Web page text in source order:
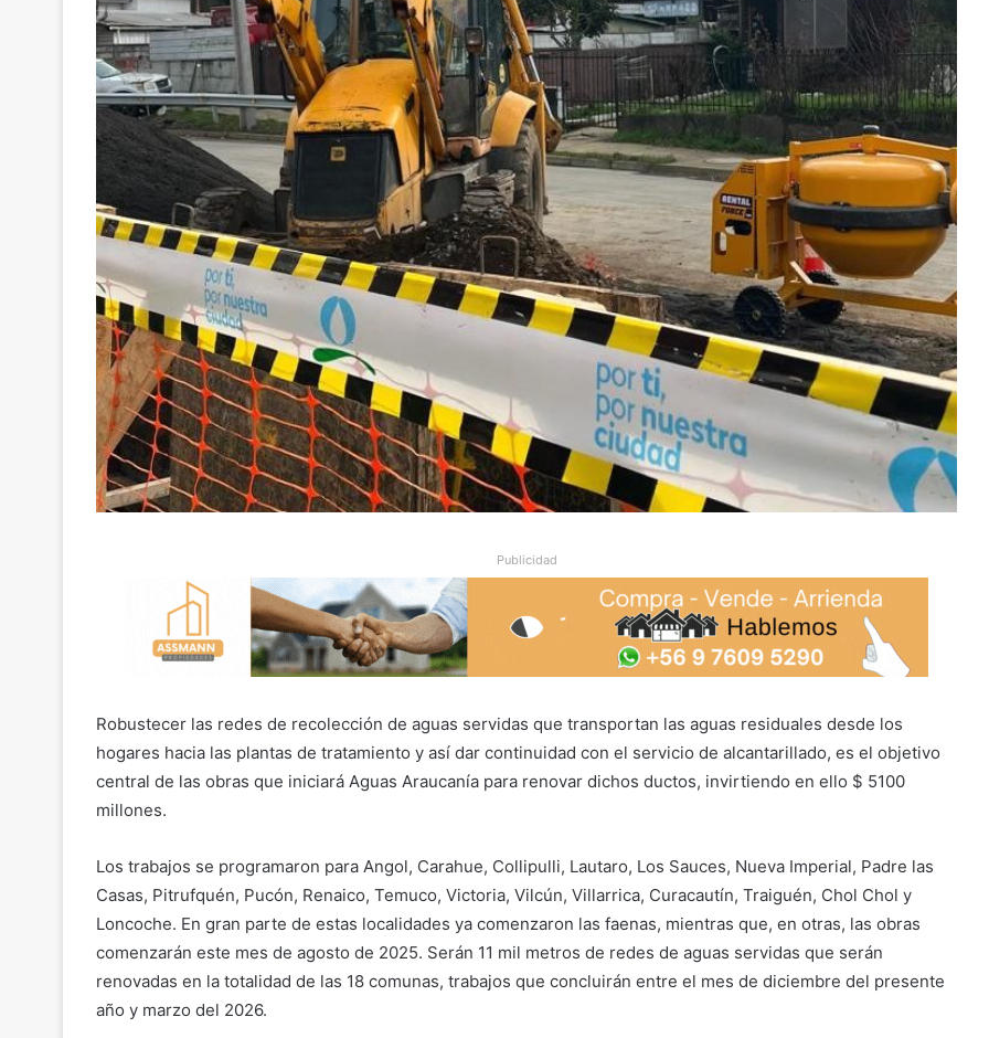
Publicidad
Robustecer las redes de recolección de aguas servidas que transportan las aguas residuales desde los
hogares hacia las plantas de tratamiento y así dar continuidad con el servicio de alcantarillado, es el objetivo
central de las obras que iniciará Aguas Araucanía para renovar dichos ductos, invirtiendo en ello $ 5100
millones.
Los trabajos se programaron para Angol, Carahue, Collipulli, Lautaro, Los Sauces, Nueva Imperial, Padre las
Casas, Pitrufquén, Pucón, Renaico, Temuco, Victoria, Vilcún, Villarrica, Curacautín, Traiguén, Chol Chol y
Loncoche. En gran parte de estas localidades ya comenzaron las faenas, mientras que, en otras, las obras
comenzarán este mes de agosto de 2025. Serán 11 mil metros de redes de aguas servidas que serán
renovadas en la totalidad de las 18 comunas, trabajos que concluirán entre el mes de diciembre del presente
año y marzo del 2026.